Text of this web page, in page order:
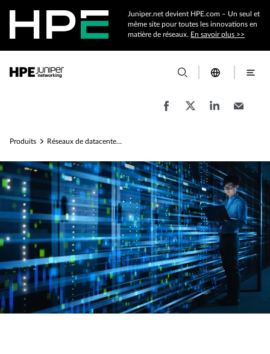
Juniper.net devient HPE.com – Un seul et
même site pour toutes les innovations en
matière de réseaux. En savoir plus >>
Produits Réseaux de datacenters